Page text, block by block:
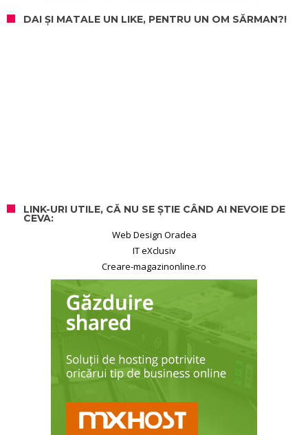
DAI ȘI MATALE UN LIKE, PENTRU UN OM SĂRMAN?!
LINK-URI UTILE, CĂ NU SE ȘTIE CÂND AI NEVOIE DE
CEVA:
Web Design Oradea
IT eXclusiv
Creare-magazinonline.ro